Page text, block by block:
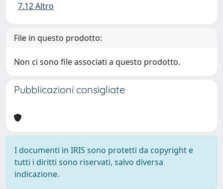
7.12 Altro
File in questo prodotto:
Non ci sono file associati a questo prodotto.
Pubblicazioni consigliate
I documenti in IRIS sono protetti da copyright e
tutti i diritti sono riservati, salvo diversa
indicazione.